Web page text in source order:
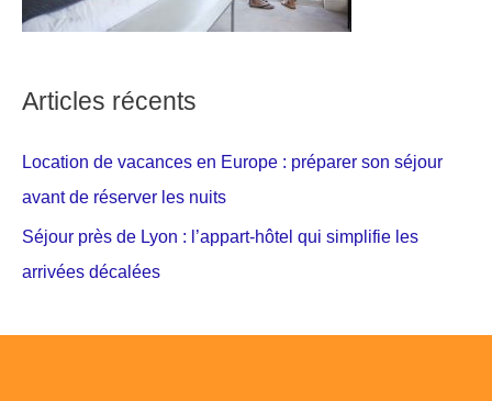
Articles récents
Location de vacances en Europe : préparer son séjour
avant de réserver les nuits
Séjour près de Lyon : l’appart-hôtel qui simplifie les
arrivées décalées